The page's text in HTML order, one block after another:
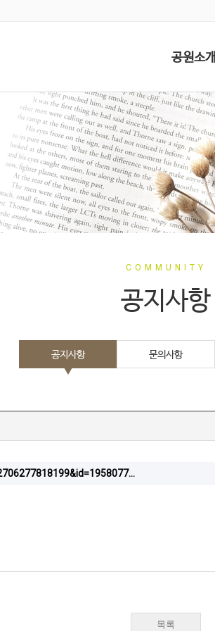
공원소개
COMMUNITY
공지사항
공지사항 문의사항
목록